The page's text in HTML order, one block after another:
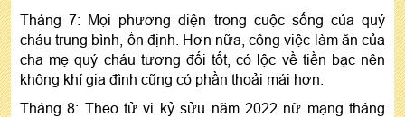
Tháng 7: Mọi phương diện trong cuộc sống của quý
cháu trung bình, ổn định. Hơn nữa, công việc làm ăn của
cha mẹ quý cháu tương đối tốt, có lộc về tiền bạc nên
không khí gia đình cũng có phần thoải mái hơn.
Tháng 8: Theo tử vi kỷ sửu năm 2022 nữ mạng tháng